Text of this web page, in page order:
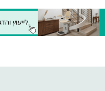
מחלות, והפסוריאזיס ביניהן. טיפול
זה בעצם מחקה חשיפה של העור
לקרני ה-UVB שמצויות גם באור